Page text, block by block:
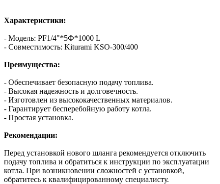
Характеристики:
- Модель: PF1/4"*5Ф*1000 L
- Совместимость: Kiturami KSO-300/400
Преимущества:
- Обеспечивает безопасную подачу топлива.
- Высокая надежность и долговечность.
- Изготовлен из высококачественных материалов.
- Гарантирует бесперебойную работу котла.
- Простая установка.
Рекомендации:
Перед установкой нового шланга рекомендуется отключить
подачу топлива и обратиться к инструкции по эксплуатации
котла. При возникновении сложностей с установкой,
обратитесь к квалифицированному специалисту.